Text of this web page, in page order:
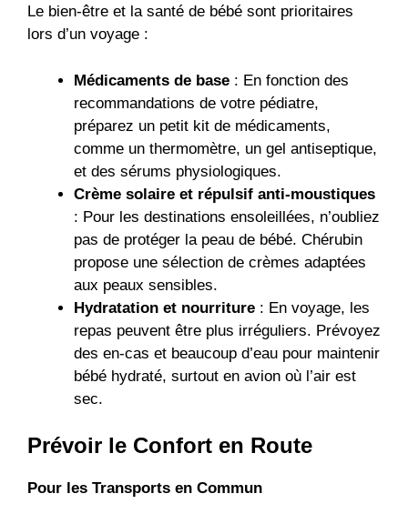
Le bien-être et la santé de bébé sont prioritaires
lors d’un voyage :
Médicaments de base : En fonction des
recommandations de votre pédiatre,
préparez un petit kit de médicaments,
comme un thermomètre, un gel antiseptique,
et des sérums physiologiques.
Crème solaire et répulsif anti-moustiques
: Pour les destinations ensoleillées, n’oubliez
pas de protéger la peau de bébé. Chérubin
propose une sélection de crèmes adaptées
aux peaux sensibles.
Hydratation et nourriture : En voyage, les
repas peuvent être plus irréguliers. Prévoyez
des en-cas et beaucoup d’eau pour maintenir
bébé hydraté, surtout en avion où l’air est
sec.
Prévoir le Confort en Route
Pour les Transports en Commun